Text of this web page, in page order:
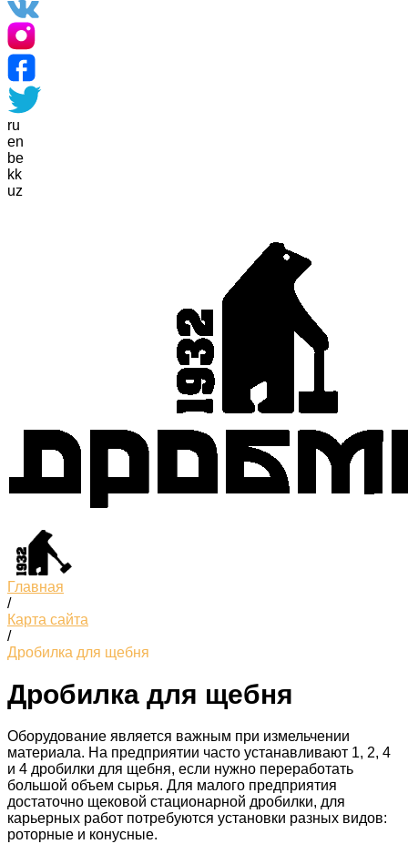
ru
en
be
kk
uz
Главная
/
Карта сайта
/
Дробилка для щебня
Дробилка для щебня
Оборудование является важным при измельчении
материала. На предприятии часто устанавливают 1, 2, 4
и 4 дробилки для щебня, если нужно переработать
большой объем сырья. Для малого предприятия
достаточно щековой стационарной дробилки, для
карьерных работ потребуются установки разных видов:
роторные и конусные.